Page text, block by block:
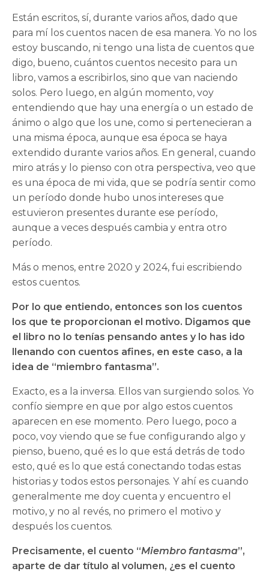
Están escritos, sí, durante varios años, dado que
para mí los cuentos nacen de esa manera. Yo no los
estoy buscando, ni tengo una lista de cuentos que
digo, bueno, cuántos cuentos necesito para un
libro, vamos a escribirlos, sino que van naciendo
solos. Pero luego, en algún momento, voy
entendiendo que hay una energía o un estado de
ánimo o algo que los une, como si pertenecieran a
una misma época, aunque esa época se haya
extendido durante varios años. En general, cuando
miro atrás y lo pienso con otra perspectiva, veo que
es una época de mi vida, que se podría sentir como
un período donde hubo unos intereses que
estuvieron presentes durante ese período,
aunque a veces después cambia y entra otro
período.
Más o menos, entre 2020 y 2024, fui escribiendo
estos cuentos.
Por lo que entiendo, entonces son los cuentos
los que te proporcionan el motivo. Digamos que
el libro no lo tenías pensando antes y lo has ido
llenando con cuentos afines, en este caso, a la
idea de “miembro fantasma”.
Exacto, es a la inversa. Ellos van surgiendo solos. Yo
confío siempre en que por algo estos cuentos
aparecen en ese momento. Pero luego, poco a
poco, voy viendo que se fue configurando algo y
pienso, bueno, qué es lo que está detrás de todo
esto, qué es lo que está conectando todas estas
historias y todos estos personajes. Y ahí es cuando
generalmente me doy cuenta y encuentro el
motivo, y no al revés, no primero el motivo y
después los cuentos.
Precisamente, el cuento “Miembro fantasma”,
aparte de dar título al volumen, ¿es el cuento